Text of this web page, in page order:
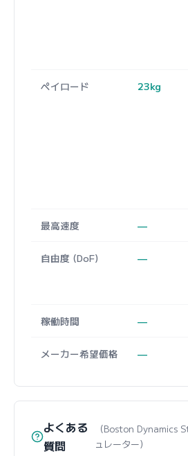
ペイロード 23kg
最高速度 —
自由度 (DoF) —
稼働時間 —
メーカー希望価格 —
よくある
質問
（Boston Dynamics
ュレーター）